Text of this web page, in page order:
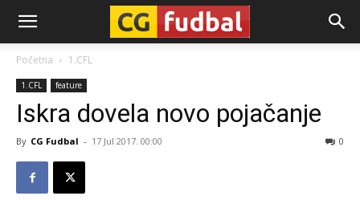
CG-
Fudbal
Početna 1.CFL
1.CFL feature
Iskra dovela novo pojačanje
By CG Fudbal - 17 Jul 2017. 00:00 0